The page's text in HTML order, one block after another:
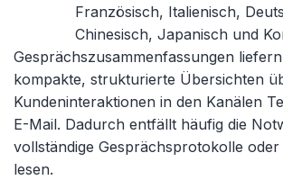
Französisch, Italienisch,
Chinesisch, Japanisch und
Gesprächszusammenfassungen
kompakte, strukturierte Übersichten
Kundeninteraktionen in den Kanälen
E-Mail. Dadurch entfällt häufig die
vollständige Gesprächsprotokolle
lesen.